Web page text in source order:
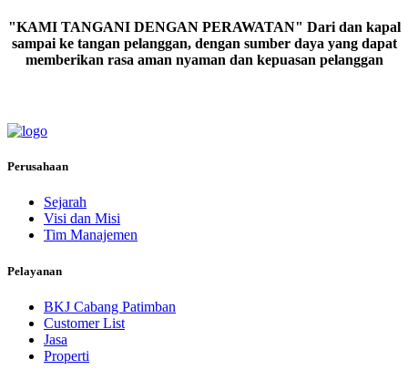
"KAMI TANGANI DENGAN PERAWATAN" Dari dan kapal
sampai ke tangan pelanggan, dengan sumber daya yang dapat
memberikan rasa aman nyaman dan kepuasan pelanggan
Perusahaan
Sejarah
Visi dan Misi
Tim Manajemen
Pelayanan
BKJ Cabang Patimban
Customer List
Jasa
Properti